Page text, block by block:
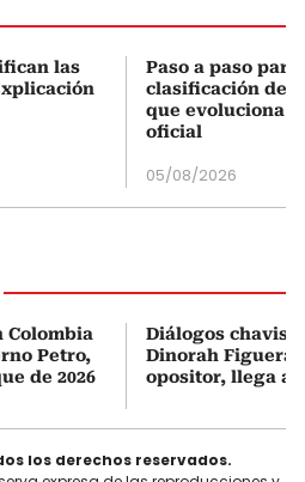
las
Paso a paso
clasificación del
que evoluciona
oficial
05/08/2026
Petro,
de 2026
Diálogos
Dinorah
opositor, llega a
los derechos reservados.